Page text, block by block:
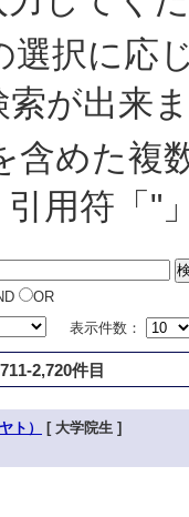
択に応
索が出来
めた複
用符「"
OR
表示件数：
2,720件目
ト） [ 大学院生 ]